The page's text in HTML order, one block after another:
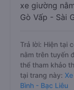
xe giường
Gò Vấp - Sài
Trả lời: Hiện tại
nằm trên tuyến
thể tham khảo
tại trang này:
Bình - Bạc Liêu